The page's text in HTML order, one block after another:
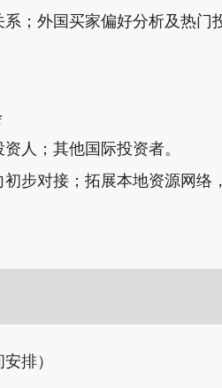
；外国买家偏好分析及热门
人；其他国际投资者。
步对接；拓展本地资源网络
排）